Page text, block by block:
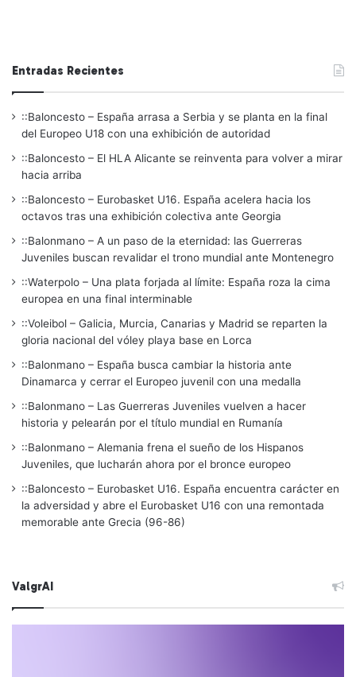
Entradas Recientes
::Baloncesto – España arrasa a Serbia y se planta en la final
del Europeo U18 con una exhibición de autoridad
::Baloncesto – El HLA Alicante se reinventa para volver a mirar
hacia arriba
::Baloncesto – Eurobasket U16. España acelera hacia los
octavos tras una exhibición colectiva ante Georgia
::Balonmano – A un paso de la eternidad: las Guerreras
Juveniles buscan revalidar el trono mundial ante Montenegro
::Waterpolo – Una plata forjada al límite: España roza la cima
europea en una final interminable
::Voleibol – Galicia, Murcia, Canarias y Madrid se reparten la
gloria nacional del vóley playa base en Lorca
::Balonmano – España busca cambiar la historia ante
Dinamarca y cerrar el Europeo juvenil con una medalla
::Balonmano – Las Guerreras Juveniles vuelven a hacer
historia y pelearán por el título mundial en Rumanía
::Balonmano – Alemania frena el sueño de los Hispanos
Juveniles, que lucharán ahora por el bronce europeo
::Baloncesto – Eurobasket U16. España encuentra carácter en
la adversidad y abre el Eurobasket U16 con una remontada
memorable ante Grecia (96-86)
ValgrAI